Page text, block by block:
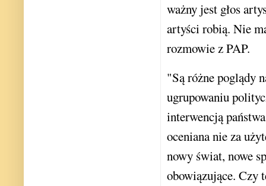
ważny jest głos
artyści robią. Nie
rozmowie z PAP.
"Są różne poglądy
ugrupowaniu
interwencją
oceniana nie za
nowy świat, nowe
obowiązujące. Czy